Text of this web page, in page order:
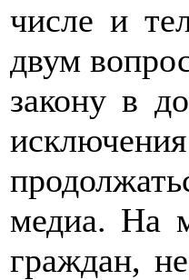
числе и
двум
закону в
медиа. На
граждан,